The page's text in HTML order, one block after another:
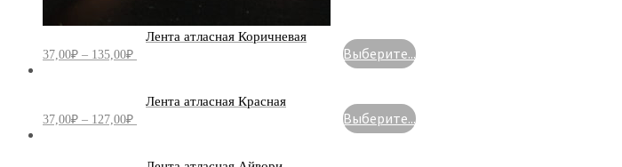
Лента атласная Коричневая
37,00₽ – 135,00₽ Выберите...
Лента атласная Красная
37,00₽ – 127,00₽ Выберите...